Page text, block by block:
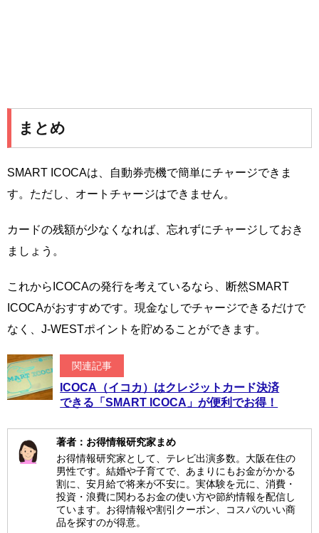
まとめ
SMART ICOCAは、自動券売機で簡単にチャージできま
す。ただし、オートチャージはできません。
カードの残額が少なくなれば、忘れずにチャージしておき
ましょう。
これからICOCAの発行を考えているなら、断然SMART
ICOCAがおすすめです。現金なしでチャージできるだけで
なく、J-WESTポイントを貯めることができます。
関連記事
ICOCA（イコカ）はクレジットカード決済
できる「SMART ICOCA」が便利でお得！
著者：お得情報研究家まめ
お得情報研究家として、テレビ出演多数。大阪在住の
男性です。結婚や子育てで、あまりにもお金がかかる
割に、安月給で将来が不安に。実体験を元に、消費・
投資・浪費に関わるお金の使い方や節約情報を配信し
ています。お得情報や割引クーポン、コスパのいい商
品を探すのが得意。